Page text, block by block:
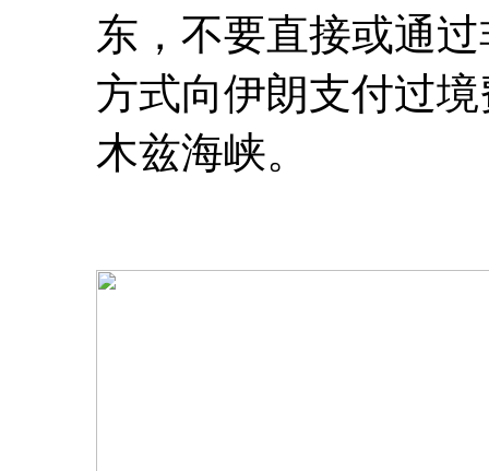
东，不要直接或通
方式向伊朗支付过
木兹海峡。